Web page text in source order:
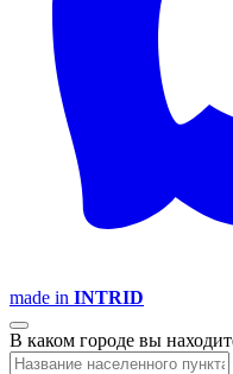
made in INTRID
В каком городе вы